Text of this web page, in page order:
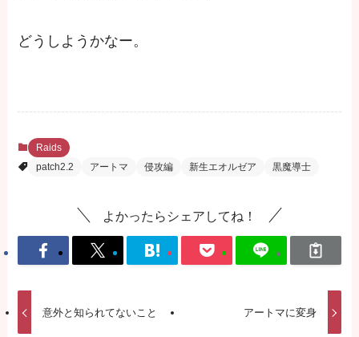
どうしようかなー。
Raids
patch2.2
アートマ 侵攻編 新生エオルゼア 黒魔導士
よかったらシェアしてね！
意外と知られてないこと アートマに変身